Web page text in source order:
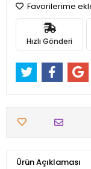
Favorilerime
Hızlı Gönderi
Ürün Açıklaması